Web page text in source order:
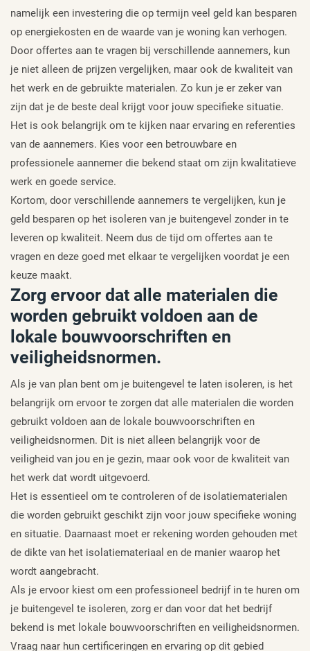
namelijk een investering die op termijn veel geld kan besparen
op energiekosten en de waarde van je woning kan verhogen.
Door offertes aan te vragen bij verschillende aannemers, kun
je niet alleen de prijzen vergelijken, maar ook de kwaliteit van
het werk en de gebruikte materialen. Zo kun je er zeker van
zijn dat je de beste deal krijgt voor jouw specifieke situatie.
Het is ook belangrijk om te kijken naar ervaring en referenties
van de aannemers. Kies voor een betrouwbare en
professionele aannemer die bekend staat om zijn kwalitatieve
werk en goede service.
Kortom, door verschillende aannemers te vergelijken, kun je
geld besparen op het isoleren van je buitengevel zonder in te
leveren op kwaliteit. Neem dus de tijd om offertes aan te
vragen en deze goed met elkaar te vergelijken voordat je een
keuze maakt.
Zorg ervoor dat alle materialen die
worden gebruikt voldoen aan de
lokale bouwvoorschriften en
veiligheidsnormen.
Als je van plan bent om je buitengevel te laten isoleren, is het
belangrijk om ervoor te zorgen dat alle materialen die worden
gebruikt voldoen aan de lokale bouwvoorschriften en
veiligheidsnormen. Dit is niet alleen belangrijk voor de
veiligheid van jou en je gezin, maar ook voor de kwaliteit van
het werk dat wordt uitgevoerd.
Het is essentieel om te controleren of de isolatiematerialen
die worden gebruikt geschikt zijn voor jouw specifieke woning
en situatie. Daarnaast moet er rekening worden gehouden met
de dikte van het isolatiemateriaal en de manier waarop het
wordt aangebracht.
Als je ervoor kiest om een professioneel bedrijf in te huren om
je buitengevel te isoleren, zorg er dan voor dat het bedrijf
bekend is met lokale bouwvoorschriften en veiligheidsnormen.
Vraag naar hun certificeringen en ervaring op dit gebied